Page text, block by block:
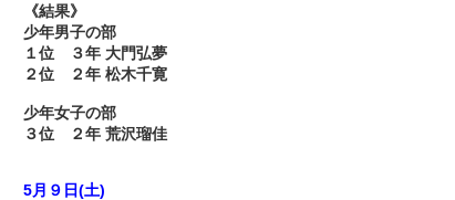
《結果》
少年男子の部
１位 ３年 大門弘夢
２位 ２年 松木千寛
少年女子の部
３位 ２年 荒沢瑠佳
5月９日(土)